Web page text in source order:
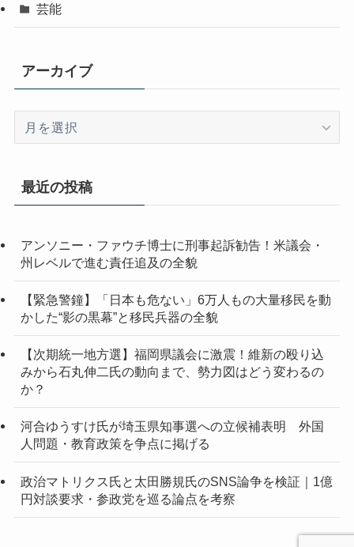
芸能
アーカイブ
イ
最近の投稿
アンソニー・ファウチ博士に刑事起訴勧告！米議会・
州レベルで進む責任追及の全貌
【緊急警鐘】「日本も危ない」6万人もの大量移民を動
かした“影の黒幕”と移民兵器の全貌
【次期統一地方選】福岡県議会に激震！維新の殴り込
みから石丸伸二氏の動向まで、勢力図はどう変わるの
か？
河合ゆうすけ氏が埼玉県知事選への立候補表明 外国
人問題・教育政策を争点に掲げる
政治マトリクス氏と太田勝規氏のSNS論争を検証｜1億
円対談要求・参政党を巡る論点を考察